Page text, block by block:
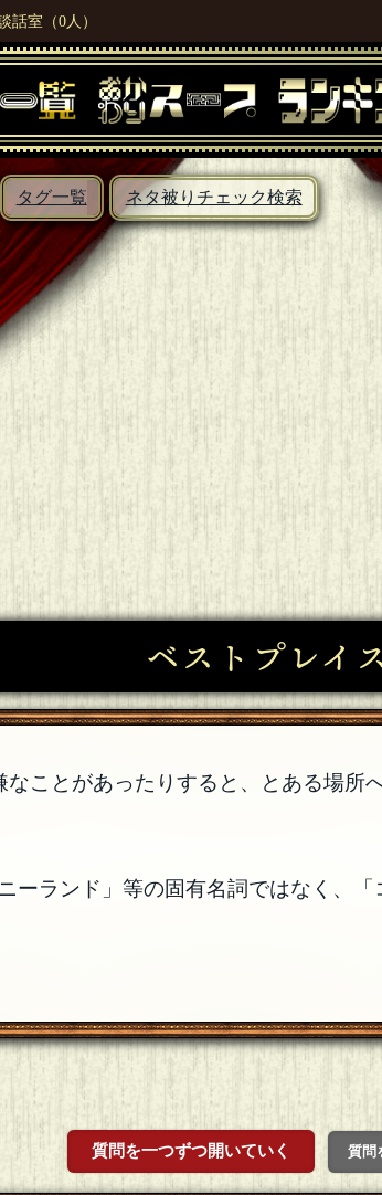
話室（0人）
タグ一覧 ネタ被りチェック検索
ベストプレイ
ことがあったりすると、とある場所
ーランド」等の固有名詞ではなく、「
質問を一つずつ開いていく 質問